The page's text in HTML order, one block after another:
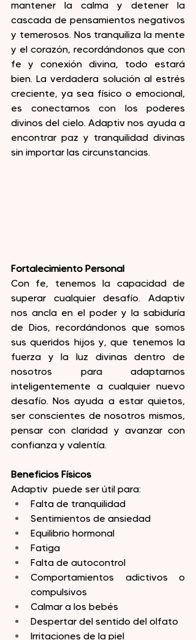
mantener la calma y detener la
cascada de pensamientos negativos
y temerosos. Nos tranquiliza la mente
y el corazón, recordándonos que con
fe y conexión divina, todo estará
bien. La verdadera solución al estrés
creciente, ya sea físico o emocional,
es conectarnos con los poderes
divinos del cielo. Adaptiv nos ayuda a
encontrar paz y tranquilidad divinas
sin importar las circunstancias.
Fortalecimiento Personal
Con fe, tenemos la capacidad de
superar cualquier desafío. Adaptiv
nos ancla en el poder y la sabiduría
de Dios, recordándonos que somos
sus queridos hijos y, que tenemos la
fuerza y la luz divinas dentro de
nosotros para adaptarnos
inteligentemente a cualquier nuevo
desafío. Nos ayuda a estar quietos,
ser conscientes de nosotros mismos,
pensar con claridad y avanzar con
confianza y valentía.
Beneficios Físicos
Adaptiv  puede ser útil para:
Falta de tranquilidad
Sentimientos de ansiedad
Equilibrio hormonal
Fatiga
Falta de autocontrol
Comportamientos adictivos o
compulsivos
Calmar a los bebés
Despertar del sentido del olfato
Irritaciones de la piel